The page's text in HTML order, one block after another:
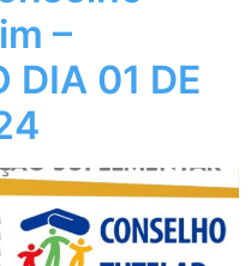
–
DIA 01 DE